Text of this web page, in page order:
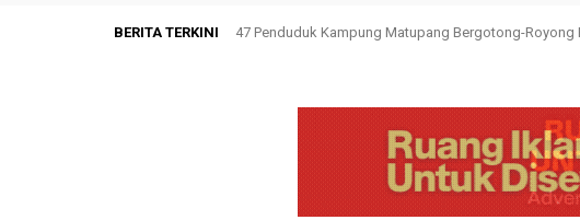
BERITA TERKINI 47 Penduduk Kampung Matupang Bergotong-Royong